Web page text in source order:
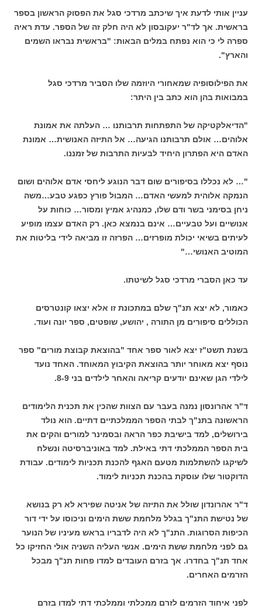
עניין אותי לדעת איך שיכתב מרדכי סגל את הפסוק הראשון בספר
בראשית. אך לד"ר יעקובסון לא היה חלק זה של הספר. עדת ראיה
ספרה לי כי הוא נפתח במלים הבאות: "בראשית נבראו השמים
והארץ".
את הפילוסופיה שמאחורי היוזמה שלו הסביר מרדכי סגל
במבואות בהן הוא כתב בין היתר:
"הדיאלקטיקה של התפתחות תרבותנו … העלתה את אמונת
אלוהים… אולם תרבותנו הגיעה… אל התיזה האנושית… אמונת
האדם היא הפתרון היחיד לבעיות התרבות של זמננו.
"… לא נכללו בסיפורים שום דבר הנוגע ליחסי אדם אלוהים ושום
הנמקה אלוהית למעשי האדם… המבול פורץ כפגע טבע…משה
ניחן בסימני בשר ודם שלו, כמנהיג אמיץ ומסור… כוחות על
אנושיים ועל טבעיים… אינם בנמצא כאן. רק האדם עצמו מופיע
לעיתים בשיאי יכולת מופרזים… הפרזה זו מביאה לידי בליטות את
המוטיב האנושי…"
עד כאן הסברי מרדכי סגל לשיטתו.
כאמור, לא יצא תנ"ך שלם במתכונת זו אלא יצאו קונטרסים
הכוללים סיפורים מן התורה , יהושע, שופטים, ספר יונה ועוד.
בשנת תשט"ז יצא לאור ספר אחד "בהוצאת קבוצת מורים" ספר
נוסף יצא מאוחר יותר בהוצאת הקיבוץ המאוחד. האחד נועד
לילדי הגן שאינם יודעים קריאה והאחר לילדים בני 8-9.
ד"ר אהרונסון נמנה בעבר עם הצוות שהכין את תכנית הלימודים
הראשונה בתנ"ך לבתי הספר הממלכתיים דתיים. הוא נולד
בירושלים, למד בישיבת כפר הראה ובסמינר למורים והקים את
בית הספר הממלכתי דתי באילת. למד באוניברסיטה ונשלח
לשיקגו להשתלמות מטעם האגף להכנת תכניות לימודים. עבודת
הדוקטור שלו עוסקת בהכנת תכניות לימוד.
ד"ר אהרונדון שולל את התיזה של אניטה שפירא לא רק בנושא
של נטישת התנ"ך בגלל מלחמת ששת הימים וניכוסו על ידי דור
הכיפות הסרוגות. התנ"ך לא היה לדבריו בראש מעיניו של הנוער
גם לפני מלחמת ששת הימים. אנשי העליה השניה אולי החזיקו כל
אחד תנ"ך בחדרו. אך בזרם העובדים למדו פחות תנ"ך מבכל
הזרמים האחרים.
לפני איחוד הזרמים לזרם ממכלתי וממלכתי דתי למדו בזרם